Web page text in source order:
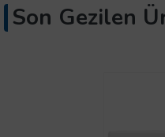
Son Gezilen